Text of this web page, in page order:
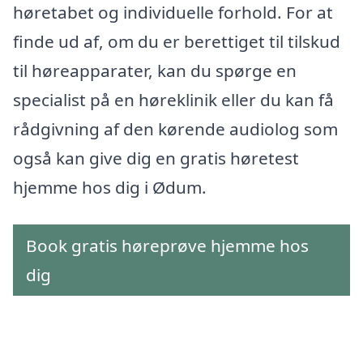
høretabet og individuelle forhold. For at
finde ud af, om du er berettiget til tilskud
til høreapparater, kan du spørge en
specialist på en høreklinik eller du kan få
rådgivning af den kørende audiolog som
også kan give dig en gratis høretest
hjemme hos dig i Ødum.
Book gratis høreprøve hjemme hos
dig